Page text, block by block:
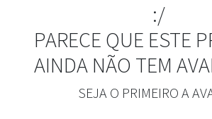
:/
PARECE QUE ESTE
AINDA NÃO TEM
SEJA O PRIMEIRO A